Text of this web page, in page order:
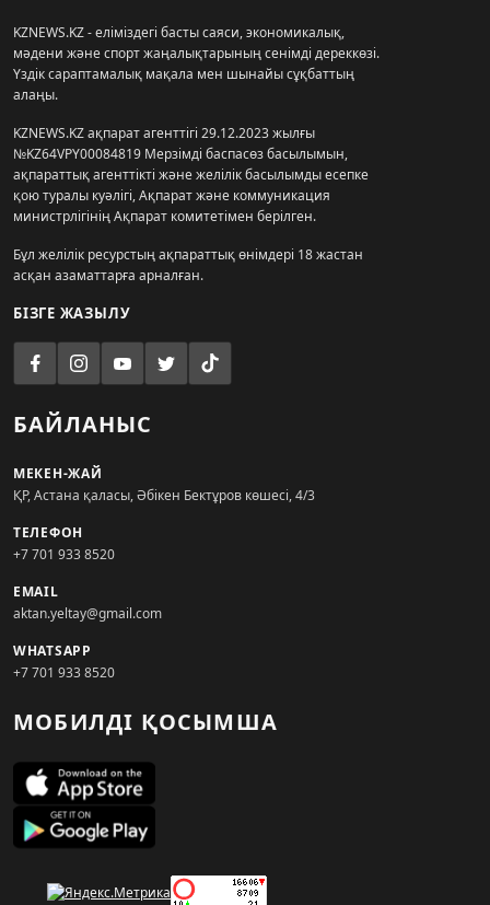
KZNEWS.KZ - еліміздегі басты саяси, экономикалық,
мәдени және спорт жаңалықтарының сенімді дереккөзі.
Үздік сараптамалық мақала мен шынайы сұқбаттың
алаңы.
KZNEWS.KZ ақпарат агенттігі 29.12.2023 жылғы
№KZ64VPY00084819 Мерзімді баспасөз басылымын,
ақпараттық агенттікті және желілік басылымды есепке
қою туралы куәлігі, Ақпарат және коммуникация
министрлігінің Ақпарат комитетімен берілген.
Бұл желілік ресурстың ақпараттық өнімдері 18 жастан
асқан азаматтарға арналған.
БІЗГЕ ЖАЗЫЛУ
БАЙЛАНЫС
МЕКЕН-ЖАЙ
ҚР, Астана қаласы, Әбікен Бектұров көшесі, 4/3
ТЕЛЕФОН
+7 701 933 8520
EMAIL
aktan.yeltay@gmail.com
WHATSAPP
+7 701 933 8520
МОБИЛДІ ҚОСЫМША